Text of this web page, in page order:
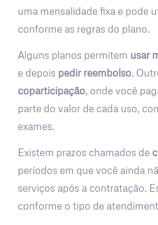
uma mensalidade fixa e pode
conforme as regras do plano.
Alguns planos permitem usar
e depois pedir reembolso.
coparticipação, onde você
parte do valor de cada uso,
exames.
Existem prazos chamados de
períodos em que você ainda
serviços após a contratação.
conforme o tipo de